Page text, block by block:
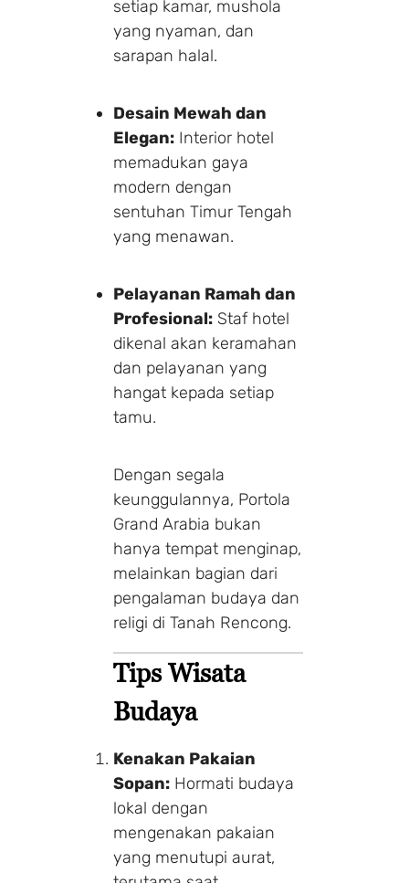
setiap kamar, mushola
yang nyaman, dan
sarapan halal.
Desain Mewah dan
Elegan: Interior hotel
memadukan gaya
modern dengan
sentuhan Timur Tengah
yang menawan.
Pelayanan Ramah dan
Profesional: Staf hotel
dikenal akan keramahan
dan pelayanan yang
hangat kepada setiap
tamu.
Dengan segala
keunggulannya, Portola
Grand Arabia bukan
hanya tempat menginap,
melainkan bagian dari
pengalaman budaya dan
religi di Tanah Rencong.
Tips Wisata
Budaya
Kenakan Pakaian
Sopan: Hormati budaya
lokal dengan
mengenakan pakaian
yang menutupi aurat,